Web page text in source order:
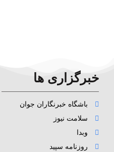
خبرگزاری ها
باشگاه خبرنگاران جوان
سلامت نیوز
وبدا
روزنامه سپید